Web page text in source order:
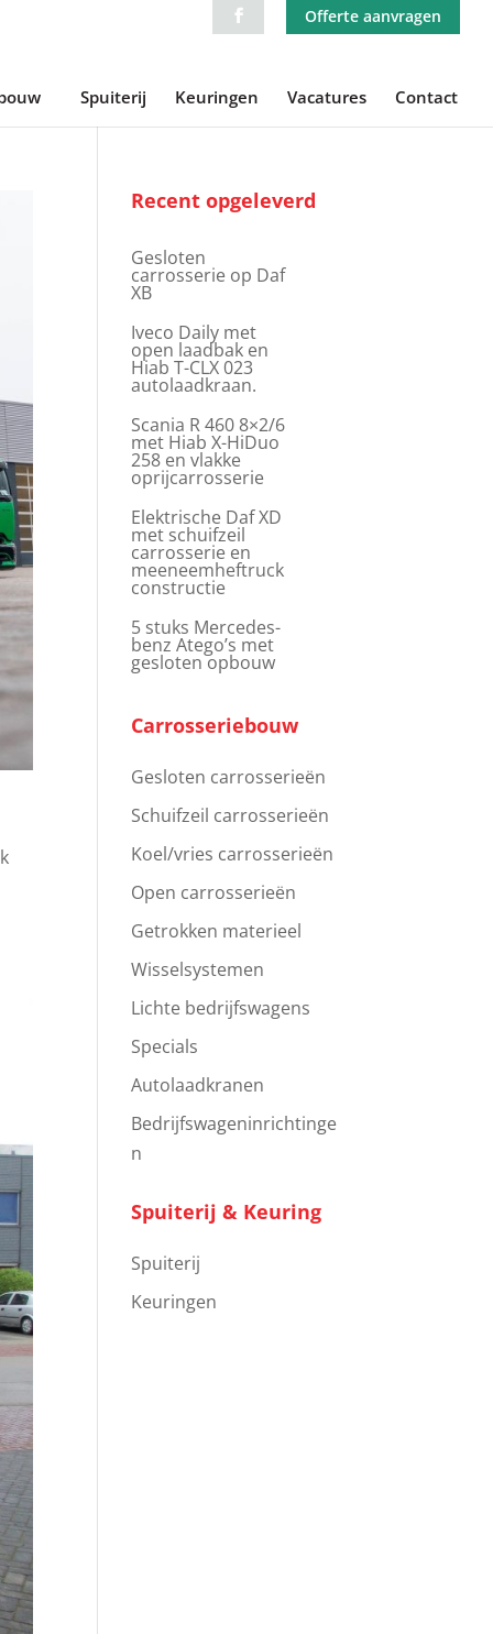
Offerte aanvragen
Spuiterij Keuringen Vacatures Contact
Recent opgeleverd
Gesloten
carrosserie op Daf
XB
Iveco Daily met
open laadbak en
Hiab T-CLX 023
autolaadkraan.
Scania R 460 8×2/6
met Hiab X-HiDuo
258 en vlakke
oprijcarrosserie
Elektrische Daf XD
met schuifzeil
carrosserie en
meeneemheftruck
constructie
5 stuks Mercedes-
benz Atego’s met
gesloten opbouw
Carrosseriebouw
Gesloten carrosserieën
Schuifzeil carrosserieën
Koel/vries carrosserieën
Open carrosserieën
Getrokken materieel
Wisselsystemen
Lichte bedrijfswagens
Specials
Autolaadkranen
Bedrijfswageninrichtinge
n
Spuiterij & Keuring
Spuiterij
Keuringen